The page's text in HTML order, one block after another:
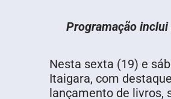
Programação
Nesta sexta (19) e
Itaigara, com
lançamento de livros,